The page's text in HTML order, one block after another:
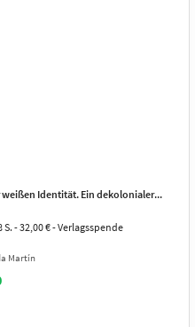
weißen Identität. Ein dekolonialer...
- 32,00 € - Verlagsspende
Martín